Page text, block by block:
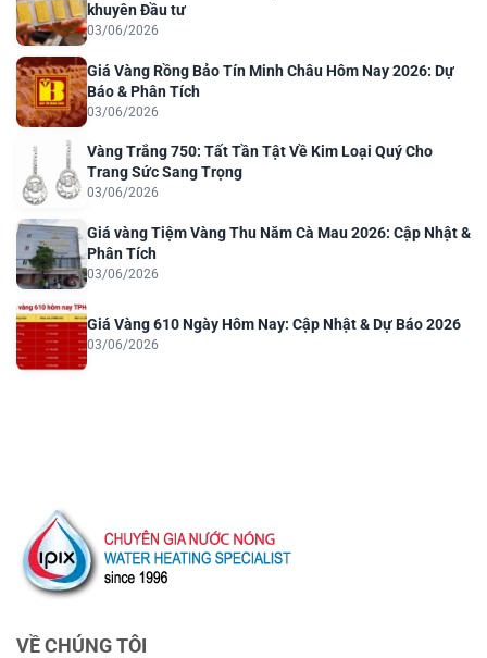
khuyên Đầu tư
03/06/2026
Giá Vàng Rồng Bảo Tín Minh Châu Hôm Nay 2026: Dự
Báo & Phân Tích
03/06/2026
Vàng Trắng 750: Tất Tần Tật Về Kim Loại Quý Cho
Trang Sức Sang Trọng
03/06/2026
Giá vàng Tiệm Vàng Thu Năm Cà Mau 2026: Cập Nhật &
Phân Tích
03/06/2026
Giá Vàng 610 Ngày Hôm Nay: Cập Nhật & Dự Báo 2026
03/06/2026
VỀ CHÚNG TÔI